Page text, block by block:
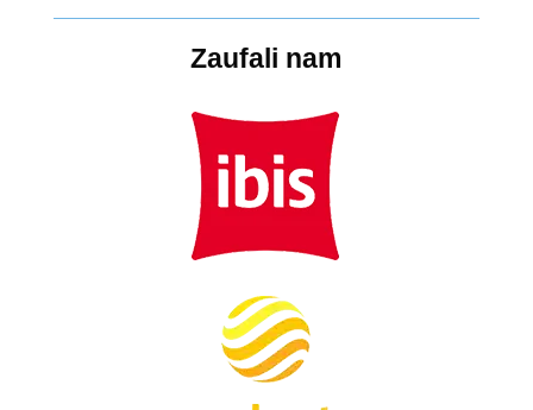
Zaufali nam